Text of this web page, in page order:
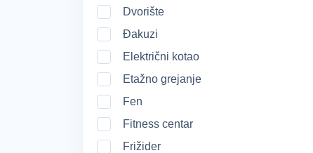
Dvorište
Đakuzi
Električni kotao
Etažno grejanje
Fen
Fitness centar
Frižider